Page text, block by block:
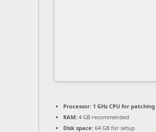
Processor: 1 GHz CPU for patching
RAM: 4 GB recommended
Disk space: 64 GB for setup